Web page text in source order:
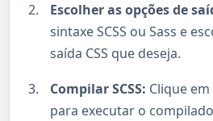
Escolher as opções de
sintaxe SCSS ou Sass e
saída CSS que deseja.
Compilar SCSS: Clique em
para executar o